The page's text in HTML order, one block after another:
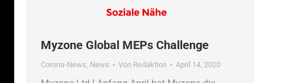
Myzone Global MEPs Challenge
Corona-News, News Von Redaktion April 14, 2020